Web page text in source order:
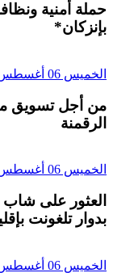
حملة أمنية
بإنزكان*
الخميس 06 أغسطس 2026 - 6:37
من أجل تسويق
الرقمنة
الخميس 06 أغسطس 2026 - 2:51
العثور على
بدوار تلغونت
الخميس 06 أغسطس 2026 - 11:58